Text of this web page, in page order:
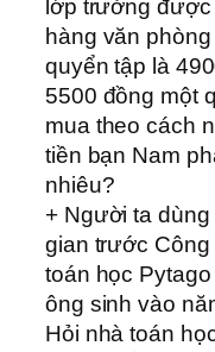
lớp trưởng
hàng văn
quyển tập là
5500 đồng một
mua theo cách
tiền bạn Nam
nhiêu?
+ Người ta
gian trước
toán học
ông sinh vào
Hỏi nhà toán